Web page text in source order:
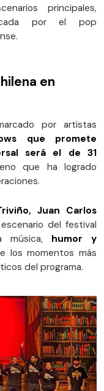
principales,
por el pop
en
por artistas
que promete
será el de 31
que ha logrado
Juan Carlos
del festival
música, humor y
los momentos más
del programa.